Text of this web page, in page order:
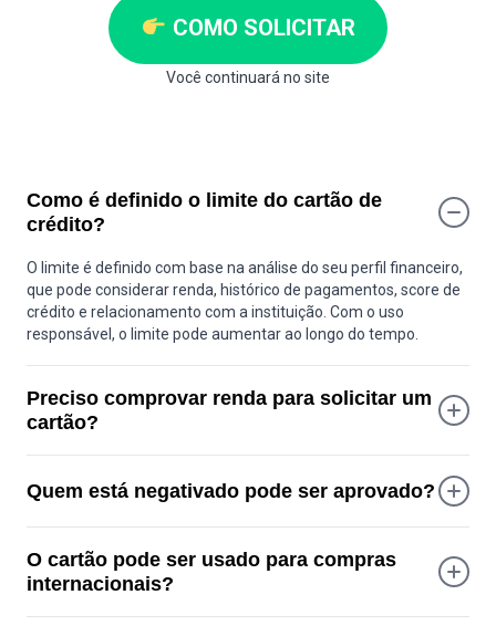
COMO SOLICITAR
Você continuará no site
Como é definido o limite do cartão de
crédito?
O limite é definido com base na análise do seu perfil financeiro,
que pode considerar renda, histórico de pagamentos, score de
crédito e relacionamento com a instituição. Com o uso
responsável, o limite pode aumentar ao longo do tempo.
Preciso comprovar renda para solicitar um
cartão?
renda formal, pois a aprovação pode se basear no seu histórico
Quem está negativado pode ser aprovado?
avalia a situação atual do cliente, como nível de endividamento
e histórico recente, e não apenas restrições no CPF.
O cartão pode ser usado para compras
internacionais?